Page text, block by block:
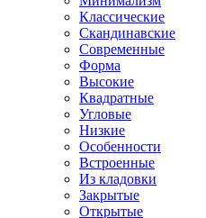
Классические
Скандинавские
Современные
Форма
Высокие
Квадратные
Угловые
Низкие
Особенности
Встроенные
Из кладовки
Закрытые
Открытые